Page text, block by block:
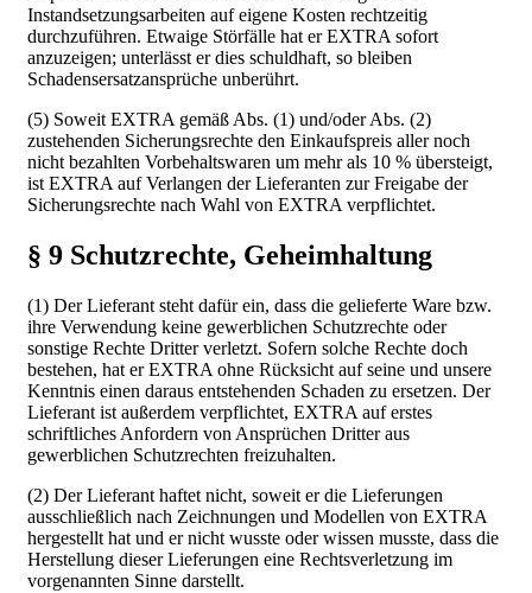
Instandsetzungsarbeiten auf eigene Kosten rechtzeitig
durchzuführen. Etwaige Störfälle hat er EXTRA sofort
anzuzeigen; unterlässt er dies schuldhaft, so bleiben
Schadensersatzansprüche unberührt.
(5) Soweit EXTRA gemäß Abs. (1) und/oder Abs. (2)
zustehenden Sicherungsrechte den Einkaufspreis aller noch
nicht bezahlten Vorbehaltswaren um mehr als 10 % übersteigt,
ist EXTRA auf Verlangen der Lieferanten zur Freigabe der
Sicherungsrechte nach Wahl von EXTRA verpflichtet.
§ 9 Schutzrechte, Geheimhaltung
(1) Der Lieferant steht dafür ein, dass die gelieferte Ware bzw.
ihre Verwendung keine gewerblichen Schutzrechte oder
sonstige Rechte Dritter verletzt. Sofern solche Rechte doch
bestehen, hat er EXTRA ohne Rücksicht auf seine und unsere
Kenntnis einen daraus entstehenden Schaden zu ersetzen. Der
Lieferant ist außerdem verpflichtet, EXTRA auf erstes
schriftliches Anfordern von Ansprüchen Dritter aus
gewerblichen Schutzrechten freizuhalten.
(2) Der Lieferant haftet nicht, soweit er die Lieferungen
ausschließlich nach Zeichnungen und Modellen von EXTRA
hergestellt hat und er nicht wusste oder wissen musste, dass die
Herstellung dieser Lieferungen eine Rechtsverletzung im
vorgenannten Sinne darstellt.